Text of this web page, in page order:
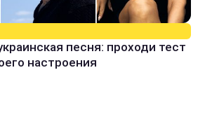
песня: проходи тест
настроения